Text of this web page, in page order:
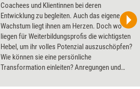
Coachees und Klientinnen bei deren
Entwicklung zu begleiten. Auch das eigene
Wachstum liegt ihnen am Herzen. Doch wo
liegen für Weiterbildungsprofis die wichtigsten
Hebel, um ihr volles Potenzial auszuschöpfen?
Wie können sie eine persönliche
Transformation einleiten? Anregungen und